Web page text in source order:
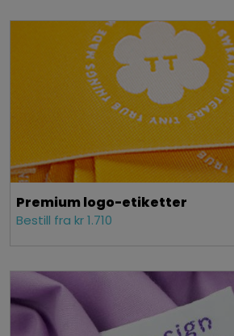
Premium logo-etiketter
Bestill fra kr 1.710